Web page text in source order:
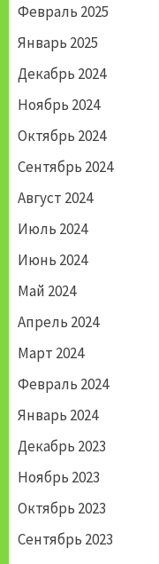
Февраль 2025
Январь 2025
Декабрь 2024
Ноябрь 2024
Октябрь 2024
Сентябрь 2024
Август 2024
Июль 2024
Июнь 2024
Май 2024
Апрель 2024
Март 2024
Февраль 2024
Январь 2024
Декабрь 2023
Ноябрь 2023
Октябрь 2023
Сентябрь 2023